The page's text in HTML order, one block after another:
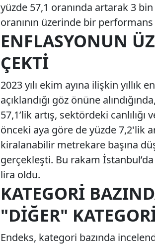
yüzde 57,1 oranında artarak 3
oranının üzerinde bir
ENFLASYONUN
ÇEKTI
2023 yılı ekim ayına ilişkin yıllık
açıklandığı göz önüne
57,1’lik artış, sektördeki
önceki aya göre de yüzde 7,2'lik
kiralanabilir metrekare başına
gerçekleşti. Bu rakam
lira oldu.
KATEGORI
"DIĞER"
Endeks, kategori bazında